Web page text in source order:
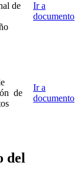
de
Ir a
documento
de
Ir a
documento
del